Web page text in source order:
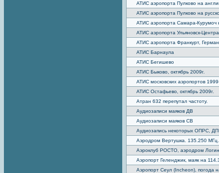
АТИС аэропорта Пулково на
АТИС аэропорта Пулково на
АТИС аэропорта Самара-Курумоч
АТИС аэропорта Ульяновск-
АТИС аэропорта Франкурт,
АТИС Барнаула
АТИС Бегишево
АТИС Быково, октябрь 2009г.
АТИС московских аэропортов
АТИС Остафьево, октябрь 2009г.
Атран 632 перепутал частоту.
Аудиозаписи маяков ДВ
Аудиозаписи маяков СВ
Аудиозапись некоторых ОПРС,
Аэродром Вертушка. 135.250 МГц.
Аэроклуб РОСТО, аэродром
Аэропорт Геленджик, маяк на
Аэропорт Сеул (Incheon), погода